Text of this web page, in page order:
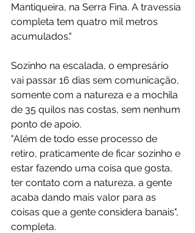
Mantiqueira, na Serra Fina. A travessia
completa tem quatro mil metros
acumulados."
Sozinho na escalada, o empresário
vai passar 16 dias sem comunicação,
somente com a natureza e a mochila
de 35 quilos nas costas, sem nenhum
ponto de apoio.
"Além de todo esse processo de
retiro, praticamente de ficar sozinho e
estar fazendo uma coisa que gosta,
ter contato com a natureza, a gente
acaba dando mais valor para as
coisas que a gente considera banais",
completa.